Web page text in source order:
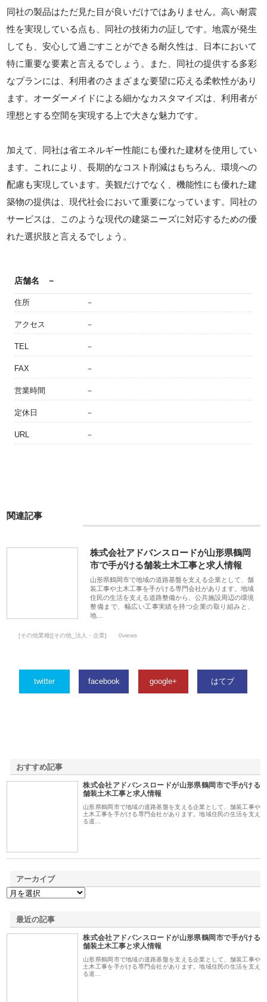
同社の製品はただ見た目が良いだけではありません。高い耐震
性を実現している点も、同社の技術力の証しです。地震が発生
しても、安心して過ごすことができる耐久性は、日本において
特に重要な要素と言えるでしょう。また、同社の提供する多彩
なプランには、利用者のさまざまな要望に応える柔軟性があり
ます。オーダーメイドによる細かなカスタマイズは、利用者が
理想とする空間を実現する上で大きな魅力です。
加えて、同社は省エネルギー性能にも優れた建材を使用してい
ます。これにより、長期的なコスト削減はもちろん、環境への
配慮も実現しています。美観だけでなく、機能性にも優れた建
築物の提供は、現代社会において重要になっています。同社の
サービスは、このような現代の建築ニーズに対応するための優
れた選択肢と言えるでしょう。
店舗名 －
住所 －
アクセス －
TEL －
FAX －
営業時間 －
定休日 －
URL －
関連記事
株式会社アドバンスロードが山形県鶴岡
市で手がける舗装土木工事と求人情報
山形県鶴岡市で地域の道路基盤を支える企業として、舗
装工事や土木工事を手がける専門会社があります。地域
住民の生活を支える道路整備から、公共施設周辺の環境
整備まで、幅広い工事実績を持つ企業の取り組みと、
地…
[その他業種][その他_法人・企業] 0views
twitter facebook google+ はてブ
おすすめ記事
株式会社アドバンスロードが山形県鶴岡市で手がける
舗装土木工事と求人情報
山形県鶴岡市で地域の道路基盤を支える企業として、舗装工事や
土木工事を手がける専門会社があります。地域住民の生活を支え
る道…
アーカイブ
最近の記事
株式会社アドバンスロードが山形県鶴岡市で手がける
舗装土木工事と求人情報
山形県鶴岡市で地域の道路基盤を支える企業として、舗装工事や
土木工事を手がける専門会社があります。地域住民の生活を支え
る道…